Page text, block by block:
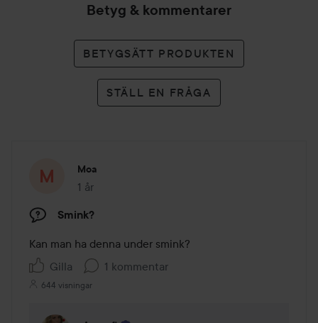
Betyg & kommentarer
BETYGSÄTT PRODUKTEN
STÄLL EN FRÅGA
Moa
1 år
Inlägget skapades 1 år
Smink?
Kan man ha denna under smink?
Gilla
1 kommentar
644 visningar